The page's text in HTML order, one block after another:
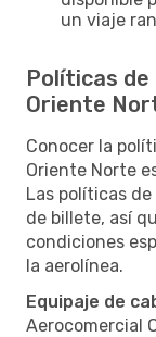
un viaje
Políticas de
Oriente
Conocer la
Oriente Norte
Las políticas
de billete, así
condiciones
la aerolínea.
Equipaje de
Aerocomercial